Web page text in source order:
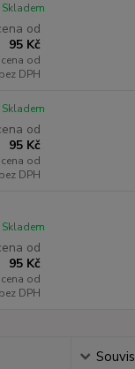
od
95 Kč
cena od
bez DPH
Skladem
od
95 Kč
cena od
bez DPH
Skladem
od
95 Kč
cena od
bez DPH
Skladem